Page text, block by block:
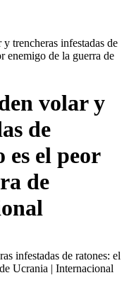
trencheras infestadas de
enemigo de la guerra de
volar y
de
el peor
de